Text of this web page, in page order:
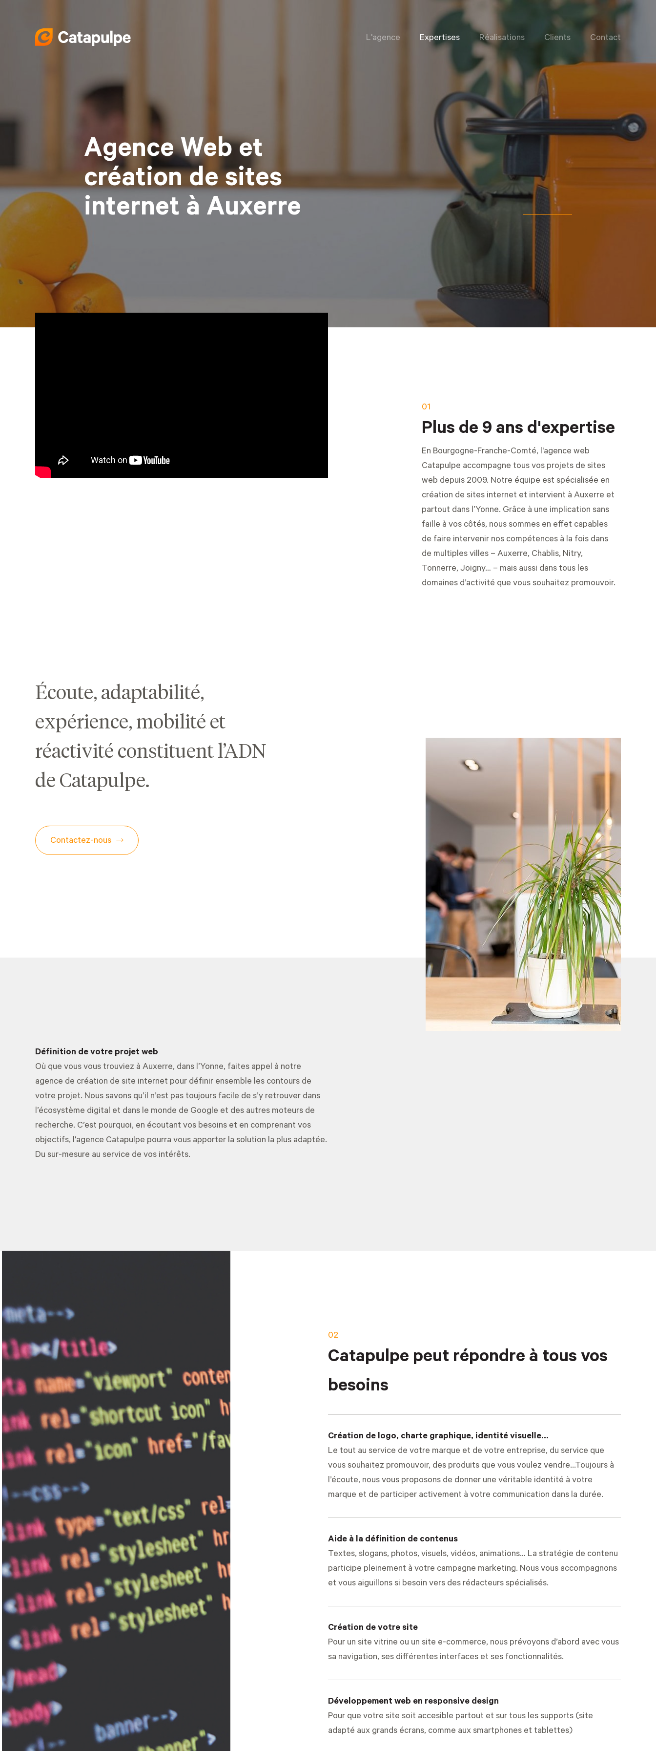
L'agence Expertises Réalisations Clients Contact
Agence Web et
création de sites
internet à Auxerre
01
Plus de 9 ans d'expertise
En Bourgogne-Franche-Comté, l'agence web
Catapulpe accompagne tous vos projets de sites
web depuis 2009. Notre équipe est spécialisée en
création de sites internet et intervient à Auxerre et
partout dans l’Yonne. Grâce à une implication sans
faille à vos côtés, nous sommes en effet capables
de faire intervenir nos compétences à la fois dans
de multiples villes – Auxerre, Chablis, Nitry,
Tonnerre, Joigny… – mais aussi dans tous les
domaines d’activité que vous souhaitez promouvoir.
Écoute, adaptabilité,
expérience, mobilité et
réactivité constituent l’ADN
de Catapulpe.
Contactez-nous
Définition de votre projet web
Où que vous vous trouviez à Auxerre, dans l’Yonne, faites appel à notre
agence de création de site internet pour définir ensemble les contours de
votre projet. Nous savons qu’il n’est pas toujours facile de s’y retrouver dans
l’écosystème digital et dans le monde de Google et des autres moteurs de
recherche. C’est pourquoi, en écoutant vos besoins et en comprenant vos
objectifs, l'agence Catapulpe pourra vous apporter la solution la plus adaptée.
Du sur-mesure au service de vos intérêts.
02
Catapulpe peut répondre à tous vos
besoins
Création de logo, charte graphique, identité visuelle…
Le tout au service de votre marque et de votre entreprise, du service que
vous souhaitez promouvoir, des produits que vous voulez vendre...Toujours à
l’écoute, nous vous proposons de donner une véritable identité à votre
marque et de participer activement à votre communication dans la durée.
Aide à la définition de contenus
Textes, slogans, photos, visuels, vidéos, animations… La stratégie de contenu
participe pleinement à votre campagne marketing. Nous vous accompagnons
et vous aiguillons si besoin vers des rédacteurs spécialisés.
Création de votre site
Pour un site vitrine ou un site e-commerce, nous prévoyons d’abord avec vous
sa navigation, ses différentes interfaces et ses fonctionnalités.
Développement web en responsive design
Pour que votre site soit accesible partout et sur tous les supports (site
adapté aux grands écrans, comme aux smartphones et tablettes)